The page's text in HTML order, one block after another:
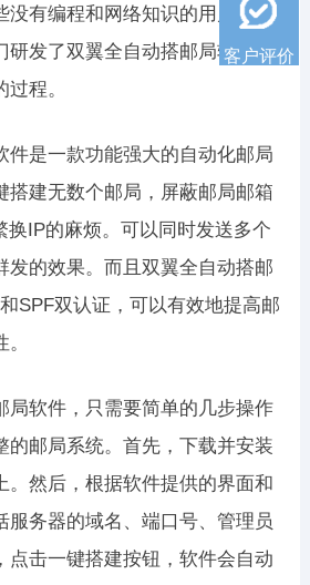
没有编程和网络知识的用户。因
研发了双翼全自动搭邮局软件，
程。
件是一款功能强大的自动化邮局
搭建无数个邮局，屏蔽邮局邮箱
换IP的麻烦。可以同时发送多个
发的效果。而且双翼全自动搭邮
SPF双认证，可以有效地提高邮
局软件，只需要简单的几步操作
的邮局系统。首先，下载并安装
。然后，根据软件提供的界面和
服务器的域名、端口号、管理员
点击一键搭建按钮，软件会自动
客户评价